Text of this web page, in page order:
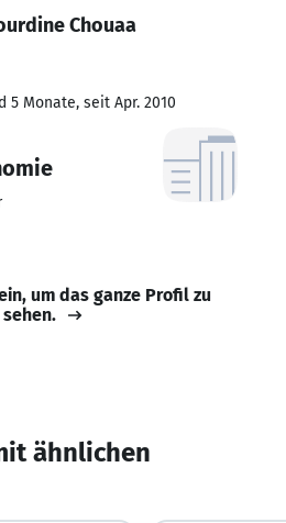
Chouaa
5 Monate, seit Apr. 2010
um das ganze Profil zu
sehen.
ähnlichen